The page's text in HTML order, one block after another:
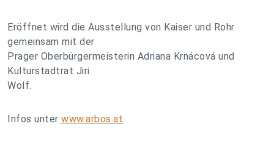
Eröffnet wird die Ausstellung von Kaiser und Rohr
gemeinsam mit der
Prager Oberbürgermeisterin Adriana Krnácová und
Kulturstadtrat Jiri
Wolf.
Infos unter www.arbos.at